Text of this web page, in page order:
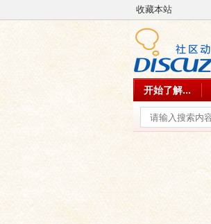
收藏本站
开始了解...